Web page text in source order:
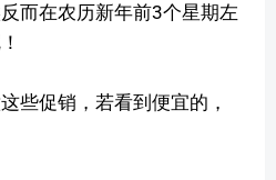
而在农历新年前3个星期左
些促销，若看到便宜的，